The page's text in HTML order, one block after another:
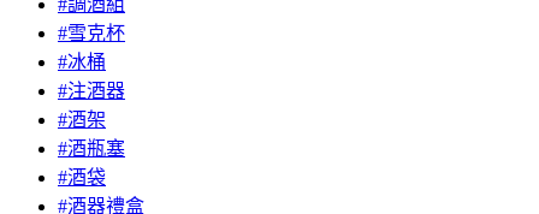
#調酒組
#雪克杯
#冰桶
#注酒器
#酒架
#酒瓶塞
#酒袋
#酒器禮盒